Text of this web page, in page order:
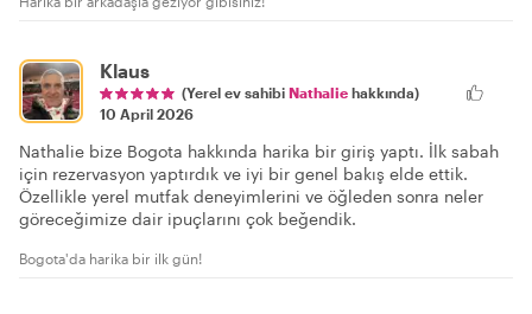
Klaus
(Yerel ev sahibi Nathalie hakkında)
10 April 2026
Nathalie bize Bogota hakkında harika bir giriş yaptı. İlk sabah
için rezervasyon yaptırdık ve iyi bir genel bakış elde ettik.
Özellikle yerel mutfak deneyimlerini ve öğleden sonra neler
göreceğimize dair ipuçlarını çok beğendik.
Bogota'da harika bir ilk gün!